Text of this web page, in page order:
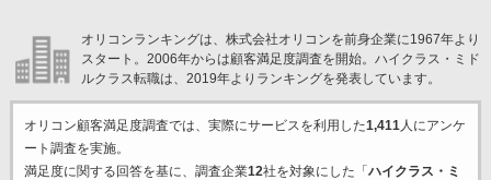
オリコンランキングは、株式会社オリコンを前身企業に1967年より
スタート。2006年からは顧客満足度調査を開始。ハイクラス・ミド
ルクラス転職は、2019年よりランキングを発表しています。
オリコン顧客満足度調査では、実際にサービスを利用した1,411人にアンケ
ート調査を実施。
満足度に関する回答を基に、調査企業12社を対象にした「 ハイクラス・ミ